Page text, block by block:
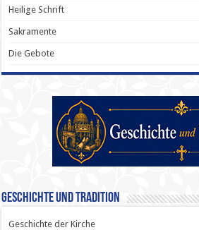
Heilige Schrift
Sakramente
Die Gebote
Geschichte und Tradition
Geschichte der Kirche